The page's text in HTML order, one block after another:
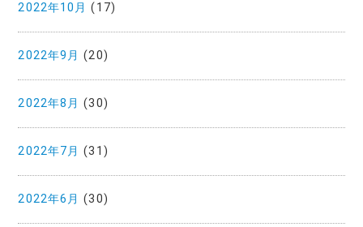
2022年10月 (17)
2022年9月 (20)
2022年8月 (30)
2022年7月 (31)
2022年6月 (30)